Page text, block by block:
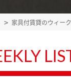
家具付賃貸のウィー